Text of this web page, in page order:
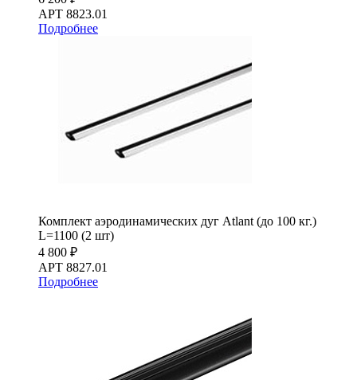
АРТ 8823.01
Подробнее
Комплект аэродинамических дуг Atlant (до 100 кг.)
L=1100 (2 шт)
4 800 ₽
АРТ 8827.01
Подробнее